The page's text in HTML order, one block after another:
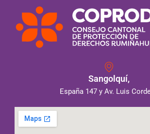
Sangolquí,
España 147 y Av. Luis